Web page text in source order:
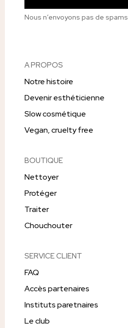
Nous n’envoyons pas de spams.
A PROPOS
Notre histoire
Devenir esthéticienne
Slow cosmétique
Vegan, cruelty free
BOUTIQUE
Nettoyer
Protéger
Traiter
Chouchouter
SERVICE CLIENT
FAQ
Accès partenaires
Instituts paretnaires
Le club